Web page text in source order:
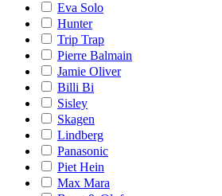
Eva Solo
Hunter
Trip Trap
Pierre Balmain
Jamie Oliver
Billi Bi
Sisley
Skagen
Lindberg
Panasonic
Piet Hein
Max Mara